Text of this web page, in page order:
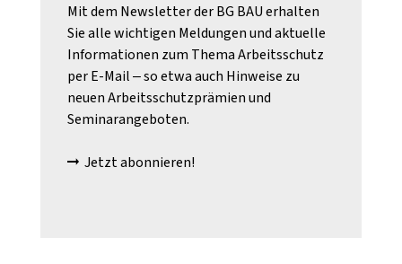
Mit dem Newsletter der BG BAU erhalten
Sie alle wichtigen Meldungen und aktuelle
Informationen zum Thema Arbeitsschutz
per E-Mail – so etwa auch Hinweise zu
neuen Arbeitsschutzprämien und
Seminarangeboten.
Jetzt abonnieren!